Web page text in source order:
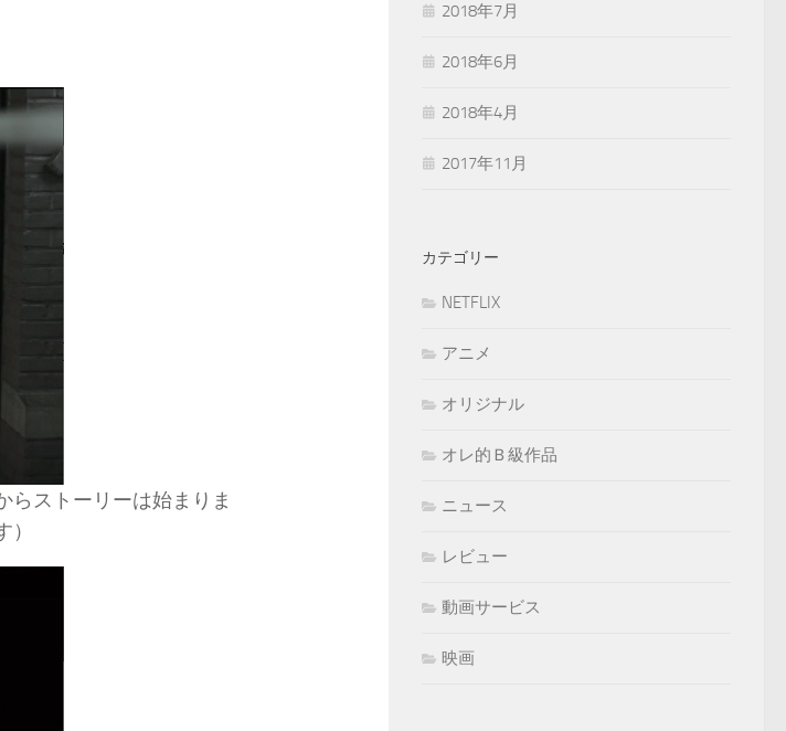
らストーリーは始まりま
2018年7月
2018年6月
2018年4月
2017年11月
カテゴリー
NETFLIX
アニメ
オリジナル
オレ的Ｂ級作品
ニュース
レビュー
動画サービス
映画